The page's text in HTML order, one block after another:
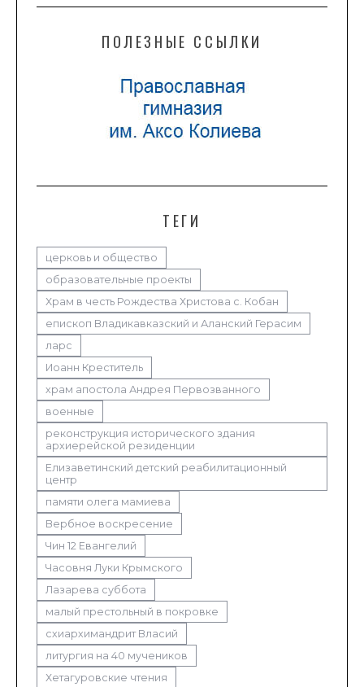
ПОЛЕЗНЫЕ ССЫЛКИ
ТЕГИ
церковь и общество
образовательные проекты
Храм в честь Рождества Христова с. Кобан
епископ Владикавказский и Аланский Герасим
ларс
Иоанн Креститель
храм апостола Андрея Первозванного
военные
реконструкция исторического здания
архиерейской резиденции
Елизаветинский детский реабилитационный
центр
памяти олега мамиева
Вербное воскресение
Чин 12 Евангелий
Часовня Луки Крымского
Лазарева суббота
малый престольный в покровке
схиархимандрит Власий
литургия на 40 мучеников
Хетагуровские чтения